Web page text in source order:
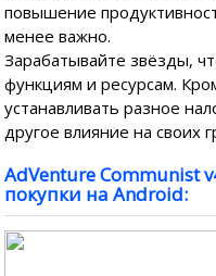
повышение
менее важно.
Зарабатывайте звёзды,
функциям и ресурсам.
устанавливать разное
другое влияние на своих
AdVenture Communist
покупки на Android: